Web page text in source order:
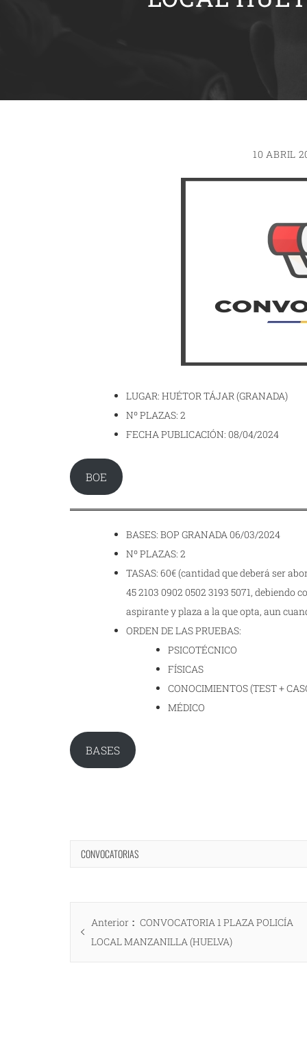
10 ABRIL
LUGAR: HUÉTOR TÁJAR (GRANADA)
Nº PLAZAS: 2
FECHA PUBLICACIÓN: 08/04/2024
BOE
BASES: BOP GRANADA 06/03/2024
Nº PLAZAS: 2
TASAS: 60€ (cantidad que deberá ser
45 2103 0902 0502 3193 5071,
aspirante y plaza a la que opta, aun
ORDEN DE LAS PRUEBAS:
PSICOTÉCNICO
FÍSICAS
CONOCIMIENTOS (TEST +
MÉDICO
BASES
CONVOCATORIAS
Navegación
de Anterior
Entrada
anterior:
CONVOCATORIA 1 PLAZA POLICÍA
LOCAL MANZANILLA (HUELVA)